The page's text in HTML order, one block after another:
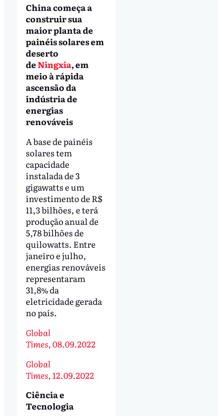
China começa a
construir sua
maior planta de
painéis solares em
deserto
deNingxia, em
meio à rápida
ascensão da
indústria de
energias
renováveis
A base de painéis
solares tem
capacidade
instalada de 3
gigawatts e um
investimento de R$
11,3 bilhões, e terá
produção anual de
5,78 bilhões de
quilowatts. Entre
janeiro e julho,
energias renováveis
representaram
31,8% da
eletricidade gerada
no país.
Global
Times, 08.09.2022
Global
Times, 12.09.2022
Ciência e
Tecnologia